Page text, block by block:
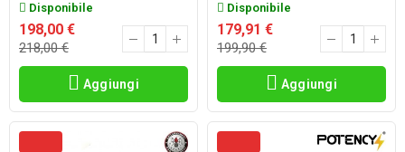
Disponibile
198,00 €
218,00 €
Aggiungi
Disponibile
179,91 €
199,90 €
Aggiungi